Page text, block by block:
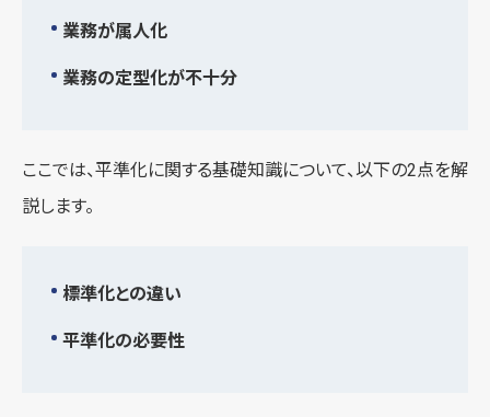
業務が属人化
業務の定型化が不十分
ここでは、平準化に関する基礎知識について、以下の2点を解
説します。
標準化との違い
平準化の必要性